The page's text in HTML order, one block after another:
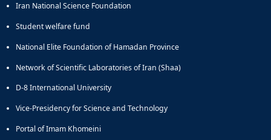
Iran National Science Foundation
Student welfare fund
National Elite Foundation of Hamadan Province
Network of Scientific Laboratories of Iran (Shaa)
D-8 International University
Vice-Presidency for Science and Technology
Portal of Imam Khomeini